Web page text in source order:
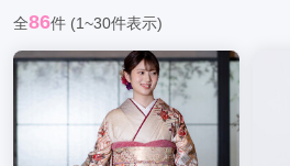
全86件 (1~30件表示)